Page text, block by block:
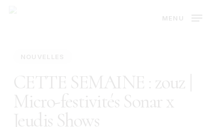
MENU
CETTE SEMAINE : zouz |
Micro-festivités Sonar x
Jeudis Shows